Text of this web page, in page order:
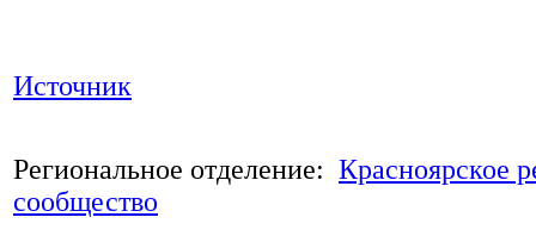
Источник
Региональное отделение: Красноярское
сообщество